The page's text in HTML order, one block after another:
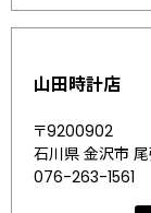
山田時計店
〒9200902
石川県 金沢市
076-263-1561